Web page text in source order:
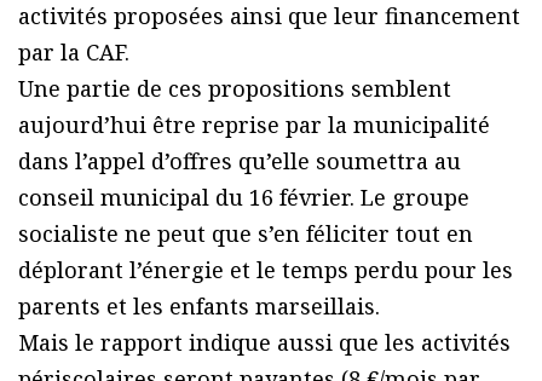
activités proposées ainsi que leur financement
par la CAF.
Une partie de ces propositions semblent
aujourd’hui être reprise par la municipalité
dans l’appel d’offres qu’elle soumettra au
conseil municipal du 16 février. Le groupe
socialiste ne peut que s’en féliciter tout en
déplorant l’énergie et le temps perdu pour les
parents et les enfants marseillais.
Mais le rapport indique aussi que les activités